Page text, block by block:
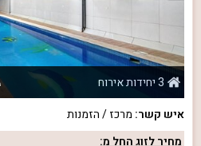
3 יחידות אירוח
איש קשר: מרכז / הזמנות
מחיר לזוג החל מ: